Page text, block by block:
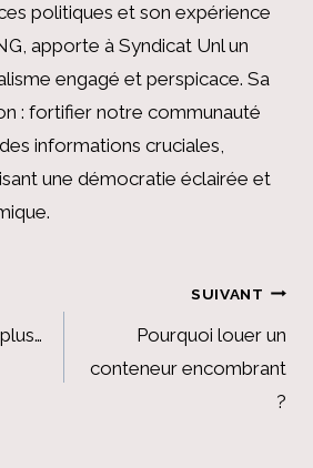
politiques et son expérience
apporte à Syndicat Unl un
engagé et perspicace. Sa
: fortifier notre communauté
informations cruciales,
une démocratie éclairée et
SUIVANT
Pourquoi louer un
conteneur encombrant
?